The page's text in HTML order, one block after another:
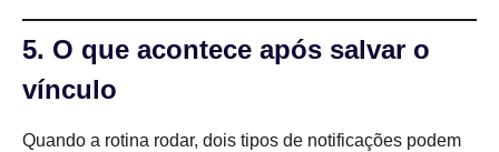
5. O que acontece após salvar o
vínculo
Quando a rotina rodar, dois tipos de notificações podem